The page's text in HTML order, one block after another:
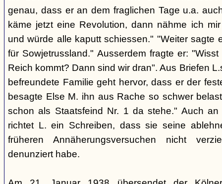
genau, dass er an dem fraglichen Tage u.a.
käme jetzt eine Revolution, dann nähme ich
und würde alle kaputt schiessen." "Weiter sagte
für Sowjetrussland." Ausserdem fragte er:
Reich kommt? Dann sind wir dran". Aus Briefen
befreundete Familie geht hervor, dass er der
besagte Else M. ihn aus Rache so schwer
schon als Staatsfeind Nr. 1 da stehe." Auch an
richtet L. ein Schreiben, dass sie seine
früheren Annäherungsversuchen nicht
denunziert habe.